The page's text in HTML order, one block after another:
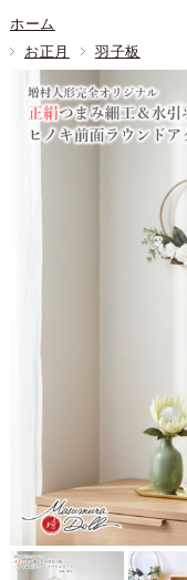
ホーム
お正月
羽子板